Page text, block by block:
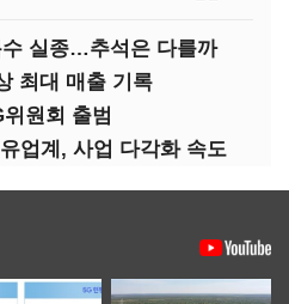
실종…추석은 다를까
최대 매출 기록
원회 출범
업계, 사업 다각화 속도